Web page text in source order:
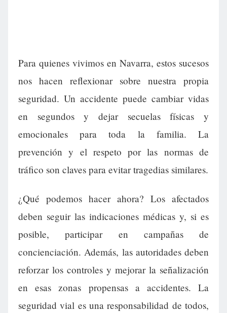
Para quienes vivimos en Navarra, estos sucesos
nos hacen reflexionar sobre nuestra propia
seguridad. Un accidente puede cambiar vidas
en segundos y dejar secuelas físicas y
emocionales para toda la familia. La
prevención y el respeto por las normas de
tráfico son claves para evitar tragedias similares.
¿Qué podemos hacer ahora? Los afectados
deben seguir las indicaciones médicas y, si es
posible, participar en campañas de
concienciación. Además, las autoridades deben
reforzar los controles y mejorar la señalización
en esas zonas propensas a accidentes. La
seguridad vial es una responsabilidad de todos,